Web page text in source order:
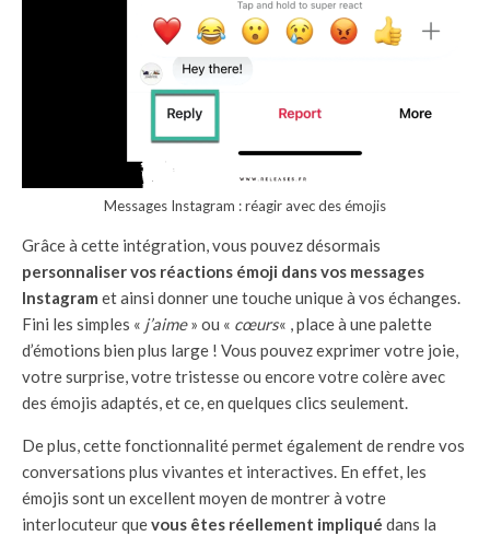
Messages Instagram : réagir avec des émojis
Grâce à cette intégration, vous pouvez désormais
personnaliser vos réactions émoji dans vos messages
Instagram et ainsi donner une touche unique à vos échanges.
Fini les simples « j’aime» ou « cœurs« , place à une palette
d’émotions bien plus large ! Vous pouvez exprimer votre joie,
votre surprise, votre tristesse ou encore votre colère avec
des émojis adaptés, et ce, en quelques clics seulement.
De plus, cette fonctionnalité permet également de rendre vos
conversations plus vivantes et interactives. En effet, les
émojis sont un excellent moyen de montrer à votre
interlocuteur quevous êtes réellement impliqué dans la